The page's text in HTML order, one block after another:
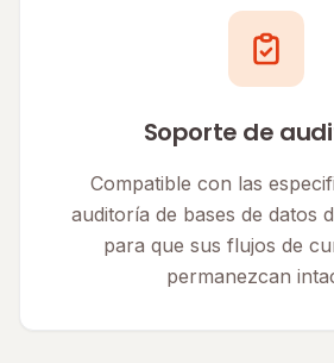
Soporte de
Compatible con las
auditoría de bases de datos
para que sus flujos de
permanezcan